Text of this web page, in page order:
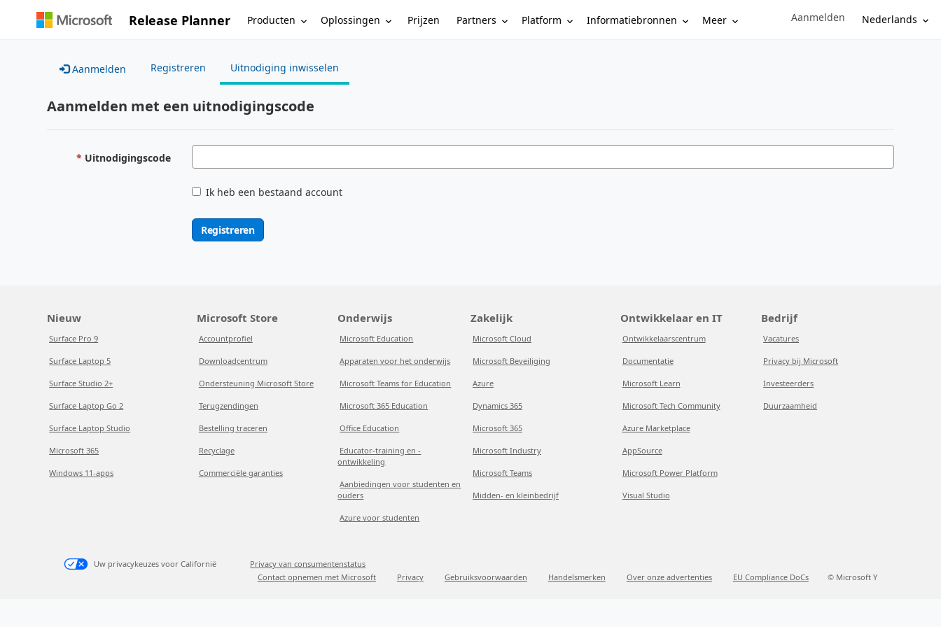
Release Planner Producten Oplossingen Prijzen Partners Platform Informatiebronnen Meer Sign in to your account
Aanmelden Nederlands
Aanmelden Registreren Uitnodiging inwisselen
Aanmelden met een uitnodigingscode
Uitnodigingscode
Ik heb een bestaand account
Registreren
Nieuw
Surface Pro 9
Surface Laptop 5
Surface Studio 2+
Surface Laptop Go 2
Surface Laptop Studio
Microsoft 365
Windows 11-apps
Microsoft Store
Accountprofiel
Downloadcentrum
Ondersteuning Microsoft Store
Terugzendingen
Bestelling traceren
Recyclage
Commerciële garanties
Onderwijs
Microsoft Education
Apparaten voor het onderwijs
Microsoft Teams for Education
Microsoft 365 Education
Office Education
Educator-training en -
ontwikkeling
Aanbiedingen voor studenten en
ouders
Azure voor studenten
Zakelijk
Microsoft Cloud
Microsoft Beveiliging
Azure
Dynamics 365
Microsoft 365
Microsoft Industry
Microsoft Teams
Midden- en kleinbedrijf
Ontwikkelaar en IT
Ontwikkelaarscentrum
Documentatie
Microsoft Learn
Microsoft Tech Community
Azure Marketplace
AppSource
Microsoft Power Platform
Visual Studio
Bedrijf
Vacatures
Privacy bij Microsoft
Investeerders
Duurzaamheid
Uw privacykeuzes voor Californië
Privacy van consumentenstatus
Contact opnemen met Microsoft
Privacy Gebruiksvoorwaarden Handelsmerken Over onze advertenties EU Compliance DoCs © Microsoft Y